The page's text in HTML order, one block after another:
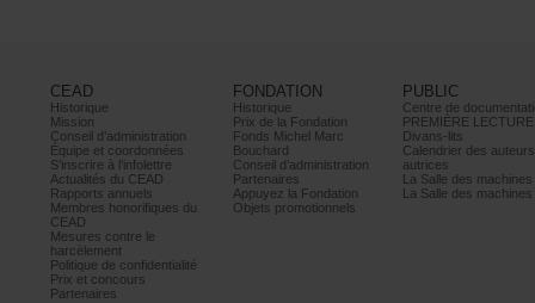
CEAD
Historique
Mission
Conseild’administration
Équipeetcoordonnées
S’inscrireàl’infolettre
ActualitésduCEAD
Rapportsannuels
Membreshonorifiquesdu
CEAD
Mesurescontrele
harcèlement
Politiquedeconfidentialité
Prixetconcours
Partenaires
FONDATION
Historique
PrixdelaFondation
FondsMichelMarc
Bouchard
Conseild’administration
Partenaires
AppuyezlaFondation
Objetspromotionnels
PUBLIC
PREMIÈRELECTURE
Divans-lits
autrices